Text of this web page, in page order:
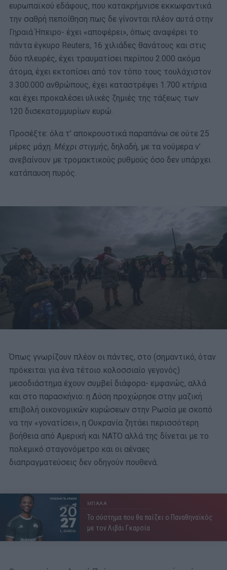
ευρωπαϊκού εδάφους, που κατακρήμνισε εκκωφαντικά
την σαθρή πεποίθηση πως δε γίνονται πλέον αυτά στην
Γηραιά Ήπειρο- έχει «αποφέρει», όπως αναφέρει το
πάντα έγκυρο Reuters, 16 χιλιάδες θανάτους και στις
δύο πλευρές, έχει τραυματίσει περίπου 2.000 ακόμα
άτομα, έχει εκτοπίσει από τον τόπο τους τουλάχιστον
3.300.000 ανθρώπους, έχει καταστρέψει 1.700 κτήρια
και έχει προκαλέσει υλικές ζημιές της τάξεως των
120 δισεκατομμυρίων ευρώ.
Προσέξτε: όλα τ’ αποκρουστικά παραπάνω σε ούτε 25
μέρες μάχη. Μέχρι στιγμής, δηλαδή, με τα νούμερα ν’
ανεβαίνουν με τρομακτικούς ρυθμούς όσο δεν υπάρχει
κατάπαυση πυρός.
Όπως γνωρίζουν πλέον οι πάντες, στο (σημαντικό, όταν
πρόκειται για ένα τέτοιο κολοσσιαίο γεγονός)
μεσοδιάστημα έχουν συμβεί διάφορα- εμφανώς, αλλά
και στο παρασκήνιο: η Δύση προχώρησε στην μαζική
επιβολή οικονομικών κυρώσεων στην Ρωσία με σκοπό
να την «γονατίσει», η Ουκρανία ζητάει περισσότερη
βοήθεια από Αμερική και ΝΑΤΟ αλλά της δίνεται με το
πολεμικό σταγονόμετρο και οι αέναες
διαπραγματεύσεις δεν οδηγούν πουθενά.
ΜΠΑΛΑ
Το σύστημα που θα παίζει ο Παναθηναϊκός
με τον Λιβάι Γκαρσία